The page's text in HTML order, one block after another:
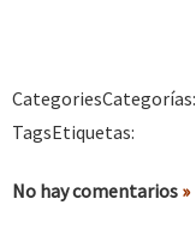
CategoriesCategorías:
TagsEtiquetas:
No hay comentarios »